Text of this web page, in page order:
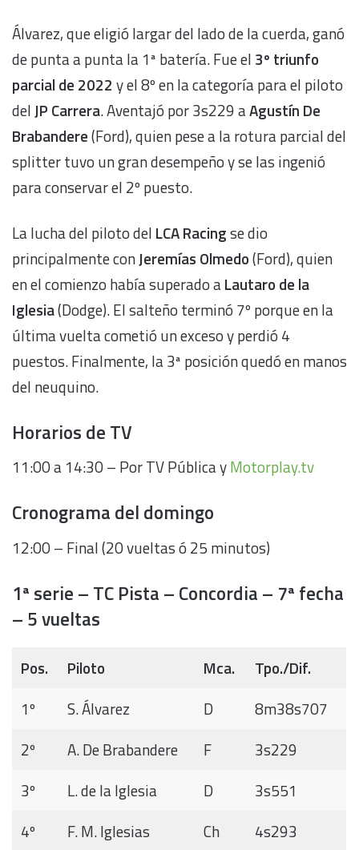
Álvarez, que eligió largar del lado de la cuerda, ganó
de punta a punta la 1ª batería. Fue el 3º triunfo
parcial de 2022 y el 8º en la categoría para el piloto
delJP Carrera. Aventajó por 3s229 aAgustín De
Brabandere(Ford), quien pese a la rotura parcial del
splitter tuvo un gran desempeño y se las ingenió
para conservar el 2º puesto.
La lucha del piloto del LCA Racingse dio
principalmente conJeremías Olmedo(Ford), quien
en el comienzo había superado aLautaro de la
Iglesia(Dodge). El salteño terminó 7º porque en la
última vuelta cometió un exceso y perdió 4
puestos. Finalmente, la 3ª posición quedó en manos
del neuquino.
Horarios de TV
11:00 a 14:30 – Por TV Pública yMotorplay.tv
Cronograma del domingo
12:00 – Final (20 vueltas ó 25 minutos)
1ª serie – TC Pista – Concordia – 7ª fecha
– 5 vueltas
Pos. Piloto Mca.
Tpo./Dif.
1º
S. Álvarez D
8m38s707
2º
A. De Brabandere F
3s229
3º
L. de la Iglesia D
3s551
4º
F. M. Iglesias Ch 4s293